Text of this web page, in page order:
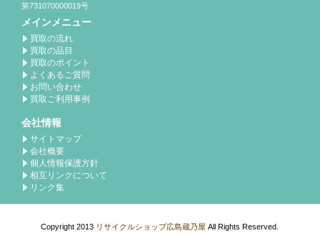
第731070000019号
メインメニュー
買取の流れ
買取の品目
買取のポイント
よくあるご質問
お問い合わせ
買取ご利用事例
会社情報
サイトマップ
会社概要
個人情報保護方針
相互リンクについて
リンク集
Copyright 2013 リサイクルショップ広島蔵乃屋 All Rights Reserved.